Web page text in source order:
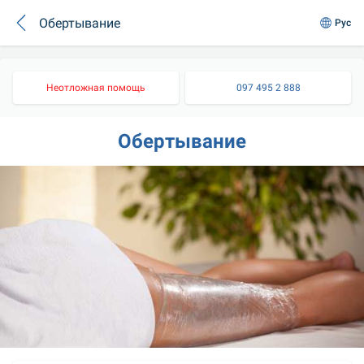
Обертывание Рус
Неотложная помощь 097 495 2 888
Обертывание